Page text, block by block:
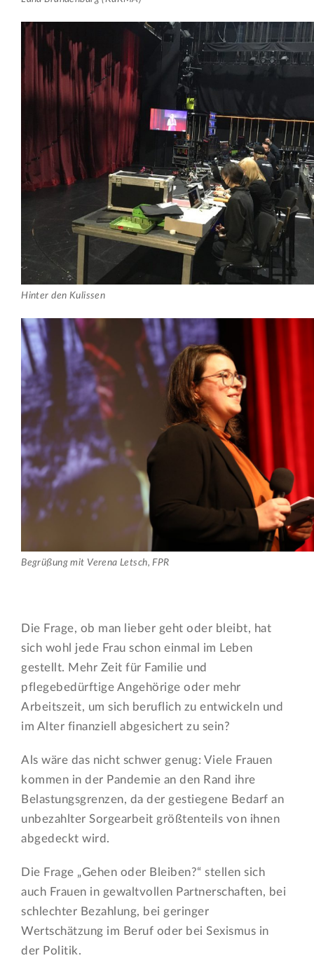
Hinter den Kulissen
Begrüßung mit Verena Letsch, FPR
Die Frage, ob man lieber geht oder bleibt, hat
sich wohl jede Frau schon einmal im Leben
gestellt. Mehr Zeit für Familie und
pflegebedürftige Angehörige oder mehr
Arbeitszeit, um sich beruflich zu entwickeln und
im Alter finanziell abgesichert zu sein?
Als wäre das nicht schwer genug: Viele Frauen
kommen in der Pandemie an den Rand ihre
Belastungsgrenzen, da der gestiegene Bedarf an
unbezahlter Sorgearbeit größtenteils von ihnen
abgedeckt wird.
Die Frage „Gehen oder Bleiben?“ stellen sich
auch Frauen in gewaltvollen Partnerschaften, bei
schlechter Bezahlung, bei geringer
Wertschätzung im Beruf oder bei Sexismus in
der Politik.